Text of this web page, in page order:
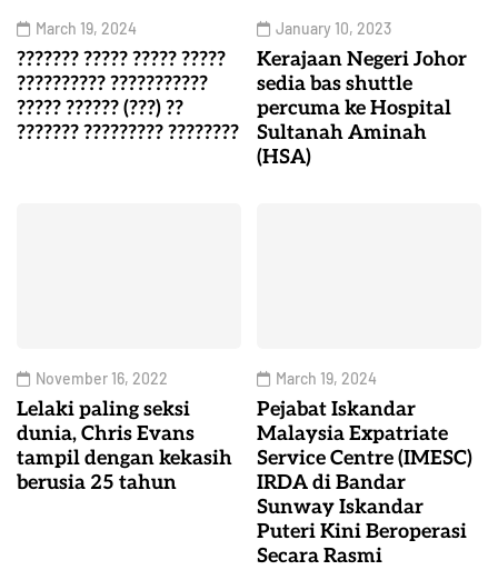
March 19, 2024
??????? ????? ????? ?????
?????????? ???????????
????? ?????? (???) ??
??????? ????????? ????????
January 10, 2023
Kerajaan Negeri Johor
sedia bas shuttle
percuma ke Hospital
Sultanah Aminah
(HSA)
November 16, 2022
Lelaki paling seksi
dunia, Chris Evans
tampil dengan kekasih
berusia 25 tahun
March 19, 2024
Pejabat Iskandar
Malaysia Expatriate
Service Centre (IMESC)
IRDA di Bandar
Sunway Iskandar
Puteri Kini Beroperasi
Secara Rasmi